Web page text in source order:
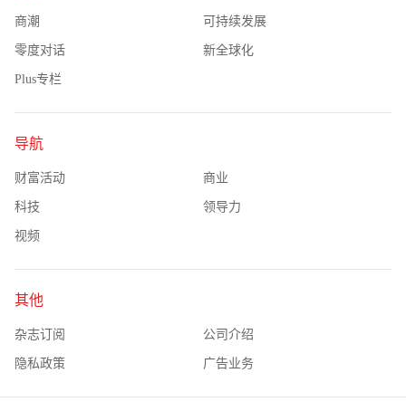
商潮 可持续发展
零度对话 新全球化
Plus专栏
导航
财富活动 商业
科技 领导力
视频
其他
杂志订阅 公司介绍
隐私政策 广告业务